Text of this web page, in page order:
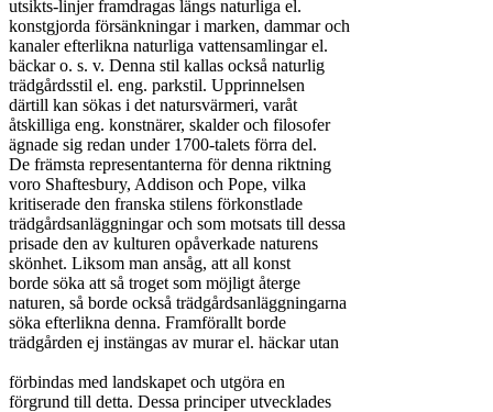
utsikts-linjer framdragas längs naturliga el.
konstgjorda försänkningar i marken, dammar och
kanaler efterlikna naturliga vattensamlingar el.
bäckar o. s. v. Denna stil kallas också naturlig
trädgårdsstil el. eng. parkstil. Upprinnelsen
därtill kan sökas i det natursvärmeri, varåt
åtskilliga eng. konstnärer, skalder och filosofer
ägnade sig redan under 1700-talets förra del.
De främsta representanterna för denna riktning
voro Shaftesbury, Addison och Pope, vilka
kritiserade den franska stilens förkonstlade
trädgårdsanläggningar och som motsats till dessa
prisade den av kulturen opåverkade naturens
skönhet. Liksom man ansåg, att all konst
borde söka att så troget som möjligt återge
naturen, så borde också trädgårdsanläggningarna
söka efterlikna denna. Framförallt borde
trädgården ej instängas av murar el. häckar utan
förbindas med landskapet och utgöra en
förgrund till detta. Dessa principer utvecklades